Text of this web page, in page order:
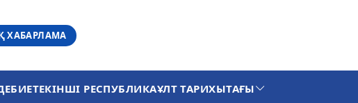
ХАБАРЛАМА
ЕКІНШІ РЕСПУБЛИКАҰЛТ ТАРИХЫТАҒЫ